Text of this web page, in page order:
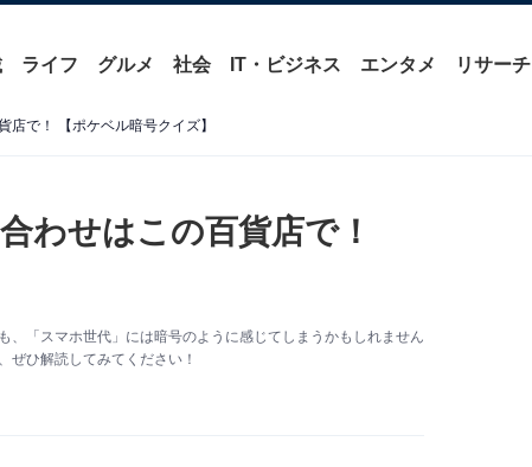
ライフ グルメ 社会 IT・ビジネス エンタメ リサーチ
店で！ 【ポケベル暗号クイズ】
わせはこの百貨店で！
「スマホ世代」には暗号のように感じてしまうかもしれません
ぜひ解読してみてください！